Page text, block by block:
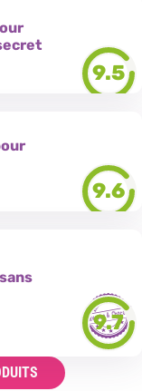
9.5
9.6
9.7